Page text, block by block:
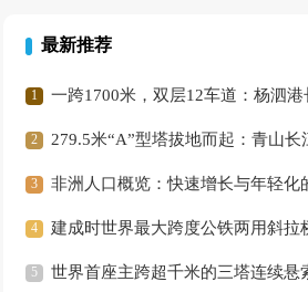
最新推荐
一跨1700米，双层12车道：杨泗
桥梁“奥斯卡”？
279.5米“A”型塔拔地而起：青山
世界之最
非洲人口概览：快速增长与年轻化
建成时世界最大跨度公铁两用斜拉
桥 世界首座主跨超千米的三塔连续悬